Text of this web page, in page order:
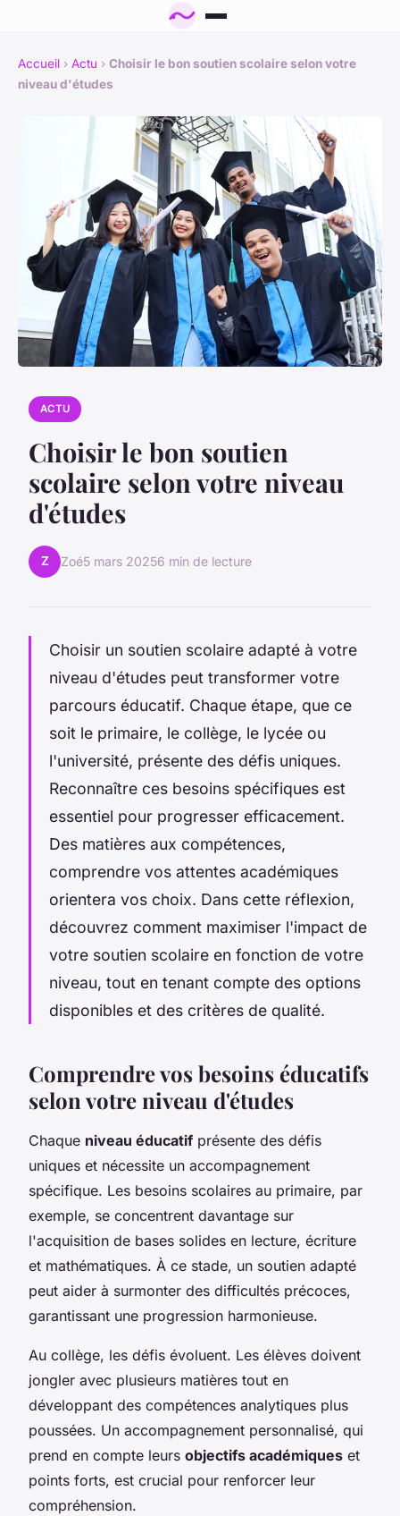
Accueil › Actu › Choisir le bon soutien scolaire selon votre
niveau d'études
ACTU
Choisir le bon soutien
scolaire selon votre niveau
d'études
Z Zoé5 mars 20256 min de lecture
Choisir un soutien scolaire adapté à votre
niveau d'études peut transformer votre
parcours éducatif. Chaque étape, que ce
soit le primaire, le collège, le lycée ou
l'université, présente des défis uniques.
Reconnaître ces besoins spécifiques est
essentiel pour progresser efficacement.
Des matières aux compétences,
comprendre vos attentes académiques
orientera vos choix. Dans cette réflexion,
découvrez comment maximiser l'impact de
votre soutien scolaire en fonction de votre
niveau, tout en tenant compte des options
disponibles et des critères de qualité.
Comprendre vos besoins éducatifs
selon votre niveau d'études
Chaque niveau éducatif présente des défis
uniques et nécessite un accompagnement
spécifique. Les besoins scolaires au primaire, par
exemple, se concentrent davantage sur
l'acquisition de bases solides en lecture, écriture
et mathématiques. À ce stade, un soutien adapté
peut aider à surmonter des difficultés précoces,
garantissant une progression harmonieuse.
Au collège, les défis évoluent. Les élèves doivent
jongler avec plusieurs matières tout en
développant des compétences analytiques plus
poussées. Un accompagnement personnalisé, qui
prend en compte leurs objectifs académiques et
points forts, est crucial pour renforcer leur
compréhension.